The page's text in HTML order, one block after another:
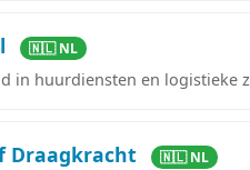
🇳🇱 NL
in huurdiensten en logistieke
Draagkracht 🇳🇱 NL